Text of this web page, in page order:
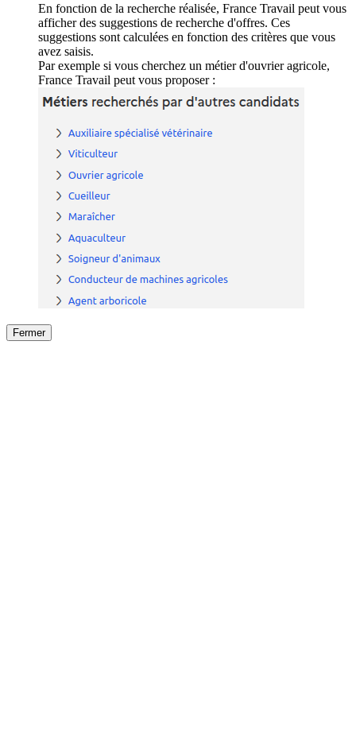
En fonction de la recherche réalisée, France Travail peut vous
afficher des suggestions de recherche d'offres. Ces
suggestions sont calculées en fonction des critères que vous
avez saisis.
Par exemple si vous cherchez un métier d'ouvrier agricole,
France Travail peut vous proposer :
Fermer